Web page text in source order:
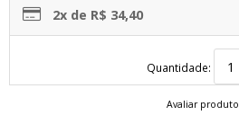
2x de R$ 34,40
Quantidade:
Avaliar produto